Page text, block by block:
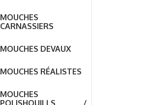
MOUCHES
CARNASSIERS
MOUCHES DEVAUX
MOUCHES RÉALISTES
MOUCHES
POLISHQUILLS /